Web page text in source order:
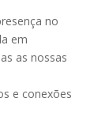
no
em
as nossas
e conexões